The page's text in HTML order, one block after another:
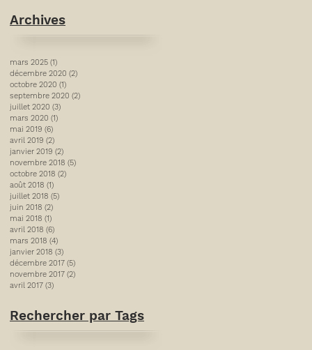
Archives
mars 2025 (1)
décembre 2020 (2)
octobre 2020 (1)
septembre 2020 (2)
juillet 2020 (3)
mars 2020 (1)
mai 2019 (6)
avril 2019 (2)
janvier 2019 (2)
novembre 2018 (5)
octobre 2018 (2)
août 2018 (1)
juillet 2018 (5)
juin 2018 (2)
mai 2018 (1)
avril 2018 (6)
mars 2018 (4)
janvier 2018 (3)
décembre 2017 (5)
novembre 2017 (2)
avril 2017 (3)
Rechercher par Tags